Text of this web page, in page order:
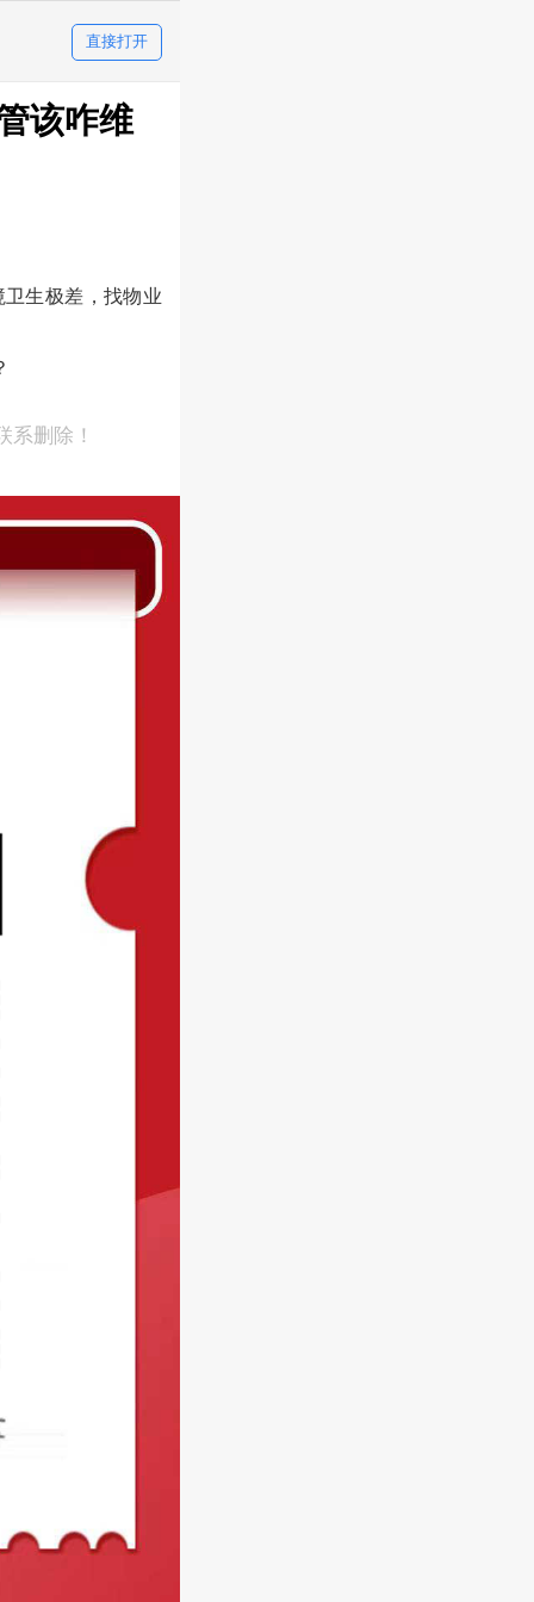
直接打开
该咋维
生极差，找物业
删除！